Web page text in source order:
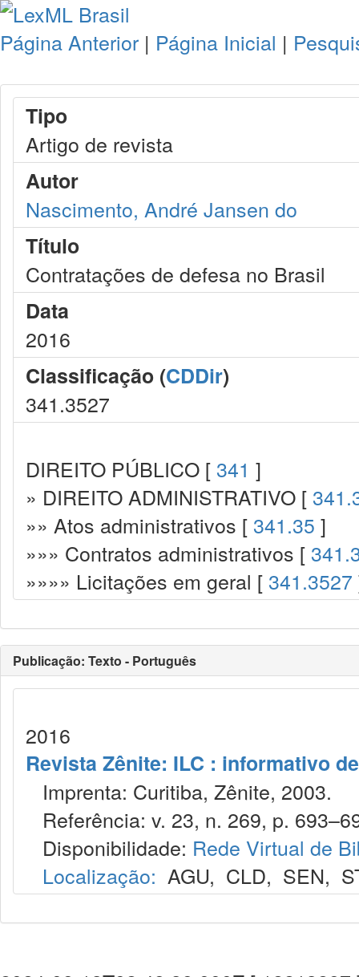
Página Anterior | Página Inicial |
Tipo
Artigo de revista
Autor
Nascimento, André Jansen do
Título
Contratações de defesa no Brasil
Data
2016
Classificação (CDDir)
341.3527
DIREITO PÚBLICO [ 341 ]
» DIREITO ADMINISTRATIVO [
»» Atos administrativos [ 341.35 ]
»»» Contratos administrativos [
»»»» Licitações em geral [ 341.3527
Publicação: Texto - Português
2016
Revista Zênite: ILC : informativo
Imprenta: Curitiba, Zênite, 2003.
Referência: v. 23, n. 269, p.
Disponibilidade: Rede Virtual de
Localização: AGU, CLD, SEN,